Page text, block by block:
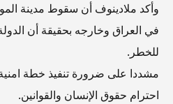
وأكد ملادينوف أن سقوط مدينة
في العراق وخارجه بحقيقة أن
للخطر.
مشددا على ضرورة تنفيذ خطة
احترام حقوق الإنسان والقوانين.